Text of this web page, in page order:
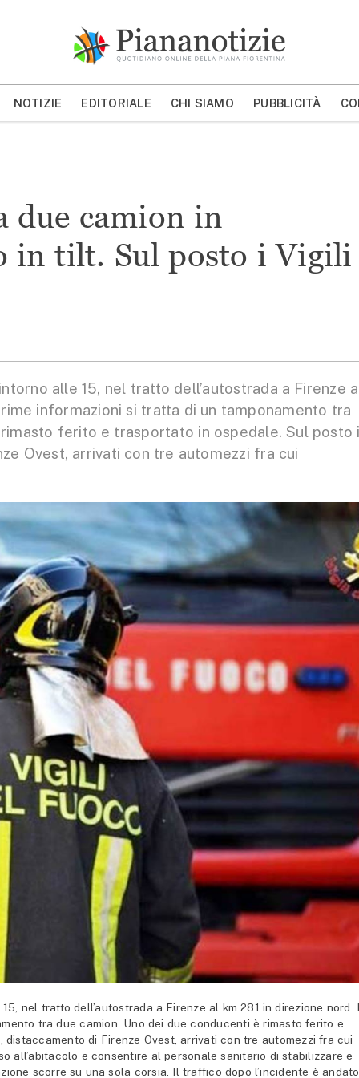
MOSTRA/NASCONDI CERCA
NOTIZIE EDITORIALE CHI SIAMO PUBBLICITÀ
due camion in
in tilt. Sul posto i Vigili
alle 15, nel tratto dell’autostrada a Firenze
informazioni si tratta di un tamponamento tra
ferito e trasportato in ospedale. Sul posto
Ovest, arrivati con tre automezzi fra cui
nel tratto dell’autostrada a Firenze al km 281 in direzione nord.
tra due camion. Uno dei due conducenti è rimasto ferito e
di Firenze Ovest, arrivati con tre automezzi fra cui
all’abitacolo e consentire al personale sanitario di stabilizzare e
scorre su una sola corsia. Il traffico dopo l’incidente è andato